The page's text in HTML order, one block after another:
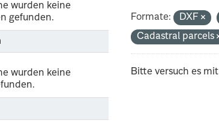
wurden keine
gefunden.
wurden keine
Formate: DXF
Cadastral parcels
Bitte versuch es